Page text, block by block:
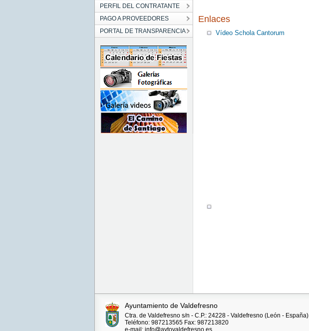
PERFIL DEL CONTRATANTE
PAGO A PROVEEDORES
PORTAL DE TRANSPARENCIA
Enlaces
Vídeo Schola Cantorum
Ayuntamiento de Valdefresno
Ctra. de Valdefresno s/n - C.P.: 24228 - Valdefresno (León - España)
Teléfono: 987213565 Fax: 987213820
e-mail: info@aytovaldefresno.es